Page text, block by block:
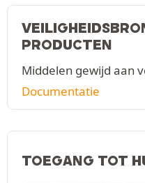
PRODUCTEN
Middelen gewijd aan
Documentatie
TOEGANG TOT